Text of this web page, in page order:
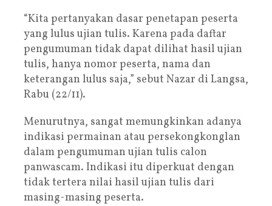
“Kita pertanyakan dasar penetapan peserta
yang lulus ujian tulis. Karena pada daftar
pengumuman tidak dapat dilihat hasil ujian
tulis, hanya nomor peserta, nama dan
keterangan lulus saja,” sebut Nazar di Langsa,
Rabu (22/11).
Menurutnya, sangat memungkinkan adanya
indikasi permainan atau persekongkonglan
dalam pengumuman ujian tulis calon
panwascam. Indikasi itu diperkuat dengan
tidak tertera nilai hasil ujian tulis dari
masing-masing peserta.